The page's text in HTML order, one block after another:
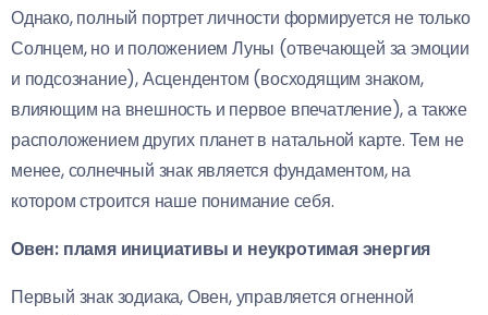
Однако, полный портрет личности формируется не только
Солнцем, но и положением Луны (отвечающей за эмоции
и подсознание), Асцендентом (восходящим знаком,
влияющим на внешность и первое впечатление), а также
расположением других планет в натальной карте. Тем не
менее, солнечный знак является фундаментом, на
котором строится наше понимание себя.
Овен: пламя инициативы и неукротимая энергия
Первый знак зодиака, Овен, управляется огненной